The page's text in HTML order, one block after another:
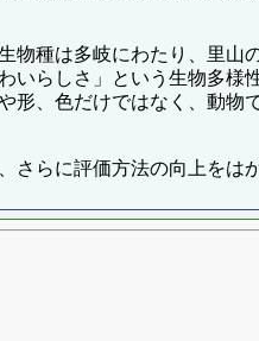
物種は多岐にわたり、里山
いらしさ」という生物多様
形、色だけではなく、動
さらに評価方法の向上をは